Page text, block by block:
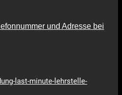
und Adresse bei